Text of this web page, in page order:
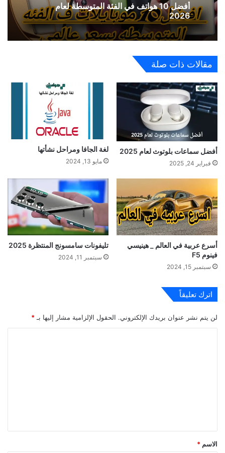
أفضل 10 هواتف في الفئة المتوسطة لعام
2026
مقالات ذات صلة
أفضل سماعات بلوتوث لعام 2025
فبراير 24, 2025
لغة الجافا ومراحل نشأتها
مايو 13, 2024
أسرع عربية في العالم _ هينيسي
فينوم F5
سبتمبر 15, 2024
تليفونات سامسونج المنتظرة 2025
سبتمبر 11, 2024
اترك تعليقاً
لن يتم نشر عنوان بريدك الإلكتروني. الحقول الإلزامية مشار إليها بـ *
*
الاسم *